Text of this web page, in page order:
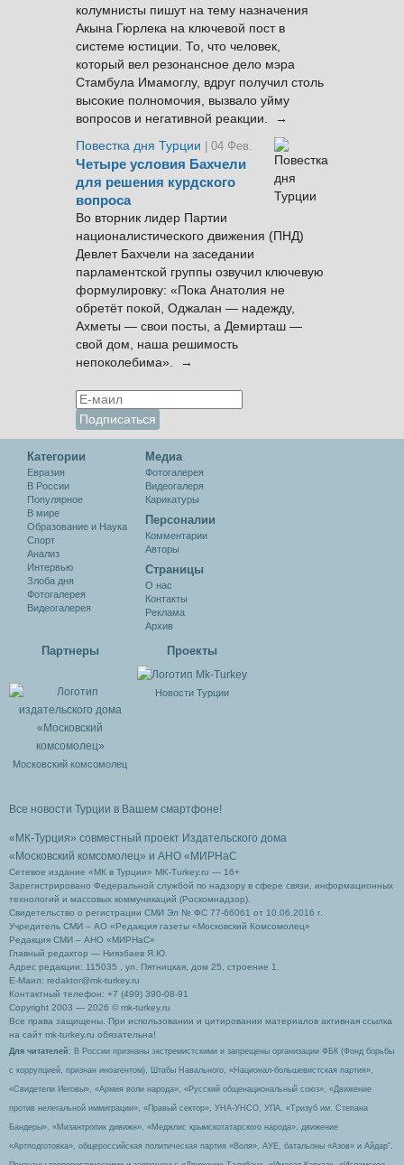
колумнисты пишут на тему назначения
Акына Гюрлека на ключевой пост в
системе юстиции. То, что человек,
который вел резонансное дело мэра
Стамбула Имамоглу, вдруг получил столь
высокие полномочия, вызвало уйму
вопросов и негативной реакции. →
Повестка дня Турции
| 04 Фев.
Четыре условия Бахчели
для решения курдского
вопроса
Во вторник лидер Партии
националистического движения (ПНД)
Девлет Бахчели на заседании
парламентской группы озвучил ключевую
формулировку: «Пока Анатолия не
обретёт покой, Оджалан — надежду,
Ахметы — свои посты, а Демирташ —
свой дом, наша решимость
непоколебима». →
Категории
Евразия
В России
Популярное
В мире
Образование и Наука
Спорт
Анализ
Интервью
Злоба дня
Фотогалерея
Видеогалерея
Медиа
Фотогалерея
Видеогалеря
Карикатуры
Персоналии
Комментарии
Авторы
Cтраницы
О нас
Контакты
Реклама
Архив
Партнеры
Московский комсомолец
Проекты
Новости Турции
Все новости Турции в Вашем смартфоне!
«МК-Турция» совместный проект Издательского дома
«Московский комсомолец» и АНО «МИРНаС
Сетевое издание «МК в Турции» MK-Turkey.ru — 16+
Зарегистрировано Федеральной службой по надзору в сфере связи, информационных
технологий и массовых коммуникаций (Роскомнадзор).
Свидетельство о регистрации СМИ Эл № ФС 77-66061 от 10.06.2016 г.
Учредитель СМИ – АО «Редакция газеты «Московский Комсомолец»
Редакция СМИ – АНО «МИРНаС»
Главный редактор — Ниязбаев Я.Ю.
Адрес редакции: 115035 , ул. Пятницкая, дом 25, строение 1.
Е-Маил: redaktor@mk-turkey.ru
Контактный телефон: +7 (499) 390-08-91
Copyright 2003 — 2026 © mk-turkey.ru
Все права защищены. При использовании и цитировании материалов активная ссылка
на сайт mk-turkey.ru обязательна!
Для читателей : В России признаны экстремистскими и запрещены организации ФБК (Фонд борьбы
с коррупцией, признан иноагентом), Штабы Навального, «Национал-большевистская партия»,
«Свидетели Иеговы», «Армия воли народа», «Русский общенациональный союз», «Движение
против нелегальной иммиграции», «Правый сектор», УНА-УНСО, УПА, «Тризуб им. Степана
Бандеры», «Мизантропик дивижн», «Меджлис крымскотатарского народа», движение
«Артподготовка», общероссийская политическая партия «Воля», АУЕ, батальоны «Азов» и Айдар″.